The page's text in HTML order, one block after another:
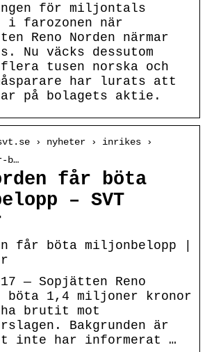
för miljontals
i farozonen när
Reno Norden närmar
Nu väcks dessutom
flera tusen norska och
har lurats att
på bolagets aktie.
› nyheter › inrikes ›
b…
får böta
– SVT
får böta miljonbelopp |
— Sopjätten Reno
böta 1,4 miljoner kronor
brutit mot
Bakgrunden är
inte har informerat …